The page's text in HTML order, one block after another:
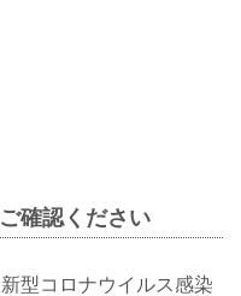
確認ください
型コロナウイルス感染